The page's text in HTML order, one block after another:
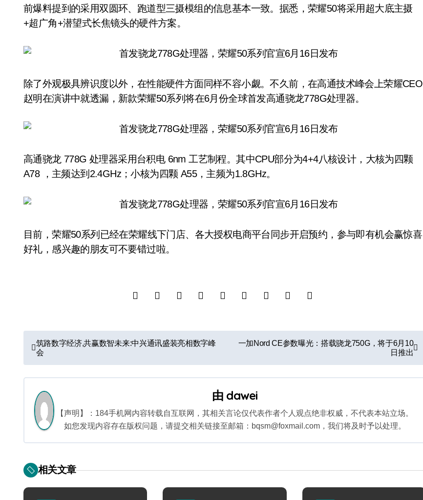
前爆料提到的采用双圆环、跑道型三摄模组的信息基本一致。据悉，荣耀50将采用超大底主摄
+超广角+潜望式长焦镜头的硬件方案。
除了外观极具辨识度以外，在性能硬件方面同样不容小觑。不久前，在高通技术峰会上荣耀CEO
赵明在演讲中就透漏，新款荣耀50系列将在6月份全球首发高通骁龙778G处理器。
高通骁龙 778G 处理器采用台积电 6nm 工艺制程。其中CPU部分为4+4八核设计，大核为四颗
A78 ，主频达到2.4GHz；小核为四颗 A55，主频为1.8GHz。
目前，荣耀50系列已经在荣耀线下门店、各大授权电商平台同步开启预约，参与即有机会赢惊喜
好礼，感兴趣的朋友可不要错过啦。
文
章
导
航
筑路数字经济,共赢数智未来:中兴通讯盛装亮相数字峰
会
一加Nord CE参数曝光：搭载骁龙750G，将于6月10
日推出
由 dawei
【声明】：184手机网内容转载自互联网，其相关言论仅代表作者个人观点绝非权威，不代表本站立场。
如您发现内容存在版权问题，请提交相关链接至邮箱：bqsm@foxmail.com，我们将及时予以处理。
相关文章